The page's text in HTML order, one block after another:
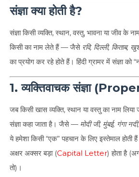
संज्ञा क्या होती है?
संज्ञा किसी व्यक्ति, स्थान, वस्तु, भावना या जीव के
किसी का नाम लेते हैं — जैसे रवि, दिल्ली, किताब,
का प्रयोग कर रहे होते हैं। हिंदी ग्रामर में संज्ञा को
1. व्यक्तिवाचक संज्ञा
जब किसी खास व्यक्ति, स्थान या वस्तु का नाम लिया
संज्ञा कहा जाता है। जैसे — मोदी जी, मुंबई, गंगा
ये हमेशा किसी “एक” पहचान के लिए इस्तेमाल
अक्षर अक्सर बड़ा (Capital Letter) होता है
तो)।